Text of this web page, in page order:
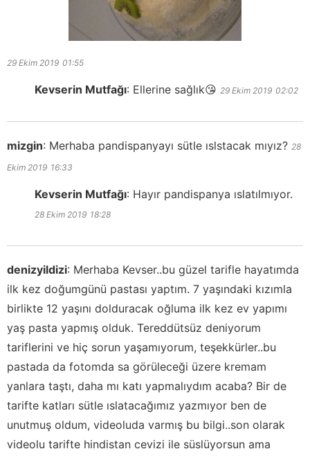
29 Ekim 2019 01:55
Kevserin Mutfağı: Ellerine sağlık😘 29 Ekim 2019 02:02
mizgin: Merhaba pandispanyayı sütle ıslstacak mıyız? 28
Ekim 2019 16:33
Kevserin Mutfağı: Hayır pandispanya ıslatılmıyor.
28 Ekim 2019 18:28
denizyildizi: Merhaba Kevser..bu güzel tarifle hayatımda
ilk kez doğumgünü pastası yaptım. 7 yaşındaki kızımla
birlikte 12 yaşını dolduracak oğluma ilk kez ev yapımı
yaş pasta yapmış olduk. Tereddütsüz deniyorum
tariflerini ve hiç sorun yaşamıyorum, teşekkürler..bu
pastada da fotomda sa görüleceği üzere kremam
yanlara taştı, daha mı katı yapmalıydım acaba? Bir de
tarifte katları sütle ıslatacağımız yazmıyor ben de
unutmuş oldum, videoluda varmış bu bilgi..son olarak
videolu tarifte hindistan cevizi ile süslüyorsun ama